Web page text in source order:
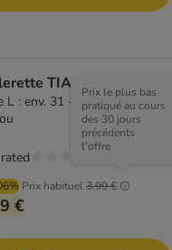
TIAKI
L : env. 31 - 53,4 cm de tour
Prix habituel3,99 €
Prix le plus bas
pratiqué au cours
des 30 jours
précédents
l'offre.
€